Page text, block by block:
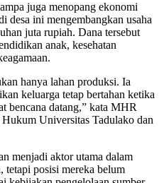
juga menopang ekonomi
desa ini mengembangkan usaha
juta rupiah. Dana tersebut
anak, kesehatan
hanya lahan produksi. Ia
keluarga tetap bertahan ketika
bencana datang,” kata MHR
Universitas Tadulako dan
menjadi aktor utama dalam
tetapi posisi mereka belum